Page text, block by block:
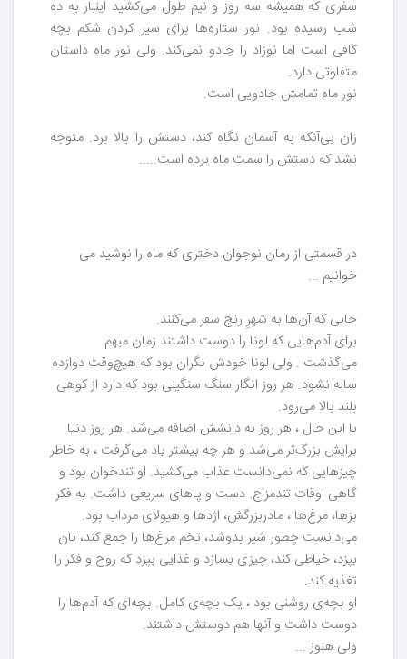
سفری که همیشه سه روز و نیم طول می‌کشید اینبار به ده
شب رسیده بود. نور ستاره‌ها برای سیر کردن شکم بچه
کافی است اما نوزاد را جادو نمی‌کند. ولی نور ماه داستان
متفاوتی دارد.
نور ماه تمامش جادویی است.
زان بی‌‌آنکه به آسمان نگاه کند، دستش را بالا برد. متوجه
نشد که دستش را سمت ماه برده است.....
در قسمتی از رمان نوجوان دختری که ماه را نوشید می
خوانیم ...
جایی که آن‌ها به شهرِ رنج سفر می‌کنند.
برای آدم‌هایی که لونا را دوست داشتند زمان مبهم
می‌گذشت . ولی لونا خودش نگران بود که هیچ‌وقت دوازده
ساله نشود. هر روز انگار سنگ سنگینی بود که دارد از کوهی
بلند بالا می‌رود.
با این حال ، هر روز به دانشش اضافه می‌شد. هر روز دنیا
برایش بزرگ‌تر می‌شد و هر چه بیشتر یاد می‌گرفت ، به خاطر
چیزهایی که نمی‌دانست عذاب می‌کشید. او تندخوان بود و
گاهی اوقات تندمزاج. دست و پاهای سریعی داشت. به فکر
بزها، مرغ‌ها ، مادربزرگش، اژدها و هیولای مرداب بود.
می‌دانست چطور شیر بدوشد، تخم مرغ‌ها را جمع کند، نان
بپزد، خیاطی کند، چیزی بسازد و غذایی بپزد که روح و فکر را
تغذیه کند.
او بچه‌ی روشنی بود ، یک بچه‌ی کامل. بچه‌ای که آدم‌ها را
دوست داشت و آنها هم دوستش داشتند.
ولی هنوز ...